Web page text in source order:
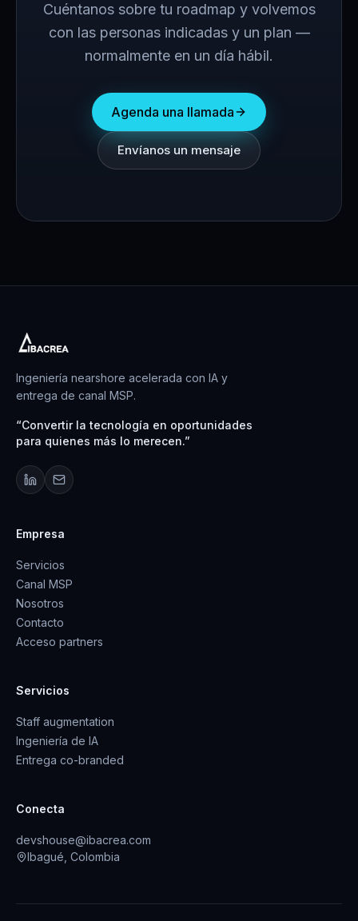
Cuéntanos sobre tu roadmap y volvemos
con las personas indicadas y un plan —
normalmente en un día hábil.
Agenda una llamada
Envíanos un mensaje
Ingeniería nearshore acelerada con IA y
entrega de canal MSP.
“Convertir la tecnología en oportunidades
para quienes más lo merecen.”
Empresa
Servicios
Canal MSP
Nosotros
Contacto
Acceso partners
Servicios
Staff augmentation
Ingeniería de IA
Entrega co-branded
Conecta
devshouse@ibacrea.com
Ibagué, Colombia